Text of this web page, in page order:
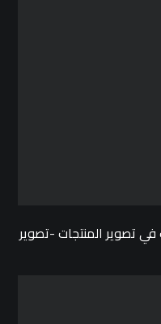
تصوير المنتجات -تصوير